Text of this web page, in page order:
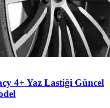
4+ Yaz Lastiği Güncel